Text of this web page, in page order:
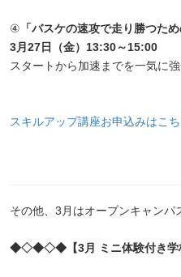
④ 「バスケの速攻で走り勝つた
3月27日（金）13:30～15:00
スタートから加速までを一気に
スキルアップ講座お申込みはこち
その他、3月はオープンキャンパ
◆◇◆◇◆【3月 ミニ体験付き学